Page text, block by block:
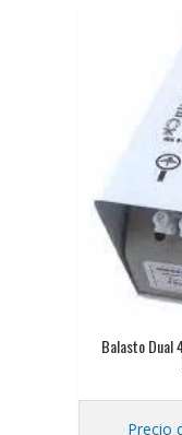
Balasto Dual
Precio